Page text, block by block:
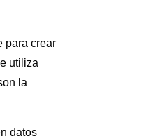
para crear
utiliza
la
datos